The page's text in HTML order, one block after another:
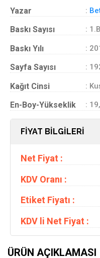
Yazar :
Baskı Sayısı :
Baskı Yılı :
Sayfa Sayısı :
Kağıt Cinsi :
En-Boy-Yükseklik :
FİYAT BİLGİLERİ
Net Fiyat :
KDV Oranı :
Etiket Fiyatı :
KDV li Net Fiyat :
ÜRÜN AÇIKLAMASI